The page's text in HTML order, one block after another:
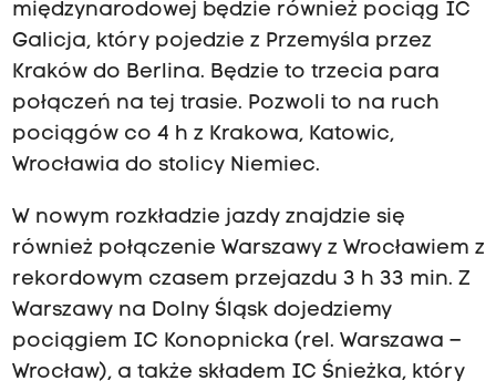
międzynarodowej będzie również pociąg IC
Galicja, który pojedzie z Przemyśla przez
Kraków do Berlina. Będzie to trzecia para
połączeń na tej trasie. Pozwoli to na ruch
pociągów co 4 h z Krakowa, Katowic,
Wrocławia do stolicy Niemiec.
W nowym rozkładzie jazdy znajdzie się
również połączenie Warszawy z Wrocławiem z
rekordowym czasem przejazdu 3 h 33 min. Z
Warszawy na Dolny Śląsk dojedziemy
pociągiem IC Konopnicka (rel. Warszawa –
Wrocław), a także składem IC Śnieżka, który